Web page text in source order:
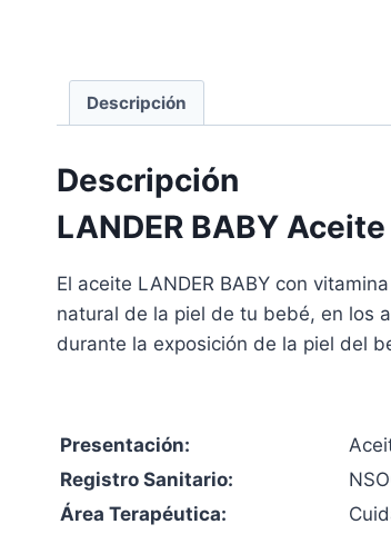
Descripción
Descripción
LANDER BABY
El aceite LANDER BABY con
natural de la piel de tu bebé, en los
durante la exposición de la piel del
Presentación:
Registro Sanitario:
Área Terapéutica: